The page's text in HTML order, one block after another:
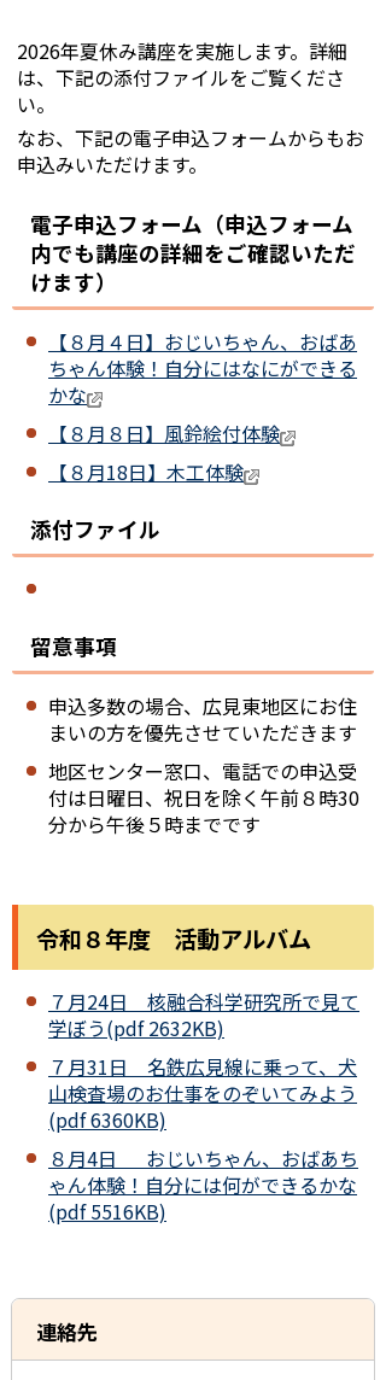
2026年夏休み講座を実施します。詳細
は、下記の添付ファイルをご覧くださ
い。
なお、下記の電子申込フォームからもお
申込みいただけます。
電子申込フォーム（申込フォーム
内でも講座の詳細をご確認いただ
けます）
【８月４日】おじいちゃん、おばあ
ちゃん体験！自分にはなにができる
かな
【８月８日】風鈴絵付体験
【８月18日】木工体験
添付ファイル
留意事項
申込多数の場合、広見東地区にお住
まいの方を優先させていただきます
地区センター窓口、電話での申込受
付は日曜日、祝日を除く午前８時30
分から午後５時までです
令和８年度 活動アルバム
７月24日 核融合科学研究所で見て
学ぼう(pdf 2632KB)
７月31日 名鉄広見線に乗って、犬
山検査場のお仕事をのぞいてみよう
(pdf 6360KB)
８月4日 おじいちゃん、おばあち
ゃん体験！自分には何ができるかな
(pdf 5516KB)
連絡先